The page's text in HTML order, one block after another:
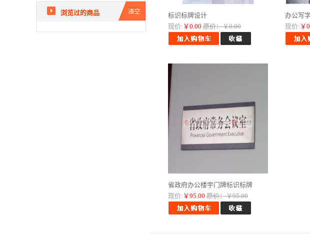
浏览过的商品
标识标牌设计
现价: ￥0.00 原价：￥0.00
办公写
现价: ￥
省政府办公楼宇门牌标识标牌
现价: ￥95.00 原价：￥95.00